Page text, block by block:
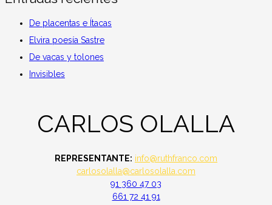
De placentas e Ítacas
Elvira poesía Sastre
De vacas y tolones
Invisibles
CARLOS OLALLA
REPRESENTANTE: info@ruthfranco.com
carlosolalla@carlosolalla.com
91 360 47 03
661 72 41 91